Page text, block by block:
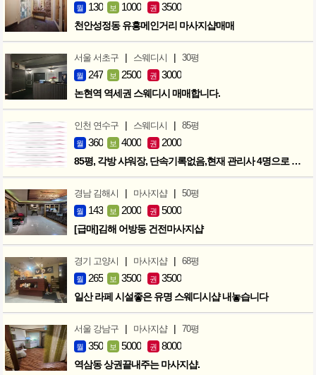
월 130 보 1000 권 3500
천안성정동 유흥메인거리 마사지샵매매
서울 서초구 | 스웨디시 | 30평
월 247 보 2500 권 3000
논현역 역세권 스웨디시 매매합니다.
인천 연수구 | 스웨디시 | 85평
월 360 보 4000 권 2000
85평, 각방 샤워장, 단속기록없음,현재 관리사 4명으로 성업중
경남 김해시 | 마사지샵 | 50평
월 143 보 2000 권 5000
[급매]김해 어방동 건전마사지샵
경기 고양시 | 마사지샵 | 68평
월 265 보 3500 권 3500
일산 라페 시설좋은 유명 스웨디시샵 내놓습니다
서울 강남구 | 마사지샵 | 70평
월 350 보 5000 권 8000
역삼동 상권끝내주는 마사지샵.